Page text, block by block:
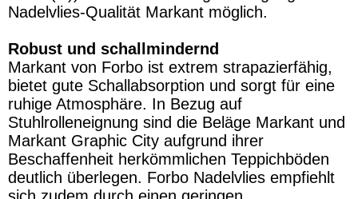
Nadelvlies-Qualität Markant möglich.
Robust und schallmindernd
Markant von Forbo ist extrem strapazierfähig,
bietet gute Schallabsorption und sorgt für eine
ruhige Atmosphäre. In Bezug auf
Stuhlrolleneignung sind die Beläge Markant und
Markant Graphic City aufgrund ihrer
Beschaffenheit herkömmlichen Teppichböden
deutlich überlegen. Forbo Nadelvlies empfiehlt
sich zudem durch einen geringen